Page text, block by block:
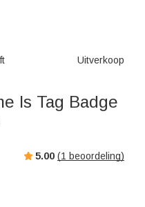
Uitverkoop
Is Tag Badge
5.00 (1 beoordeling)